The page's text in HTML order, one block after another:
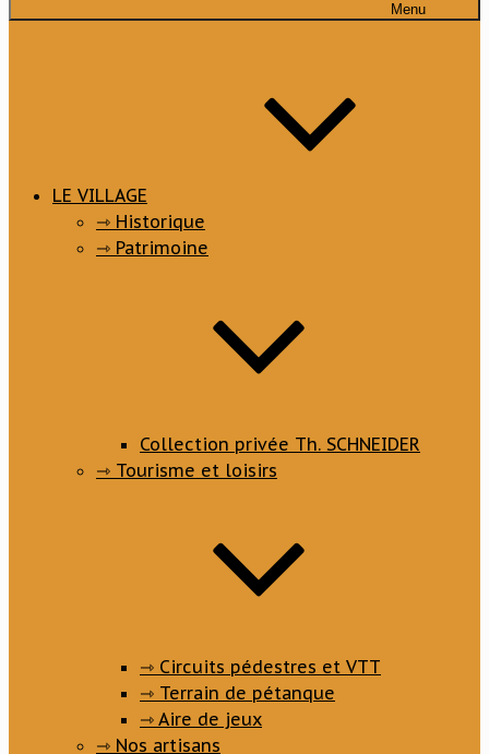
Menu
LE VILLAGE
⇾ Historique
⇾ Patrimoine
Collection privée Th. SCHNEIDER
⇾ Tourisme et loisirs
⇾ Circuits pédestres et VTT
⇾ Terrain de pétanque
⇾ Aire de jeux
⇾ Nos artisans